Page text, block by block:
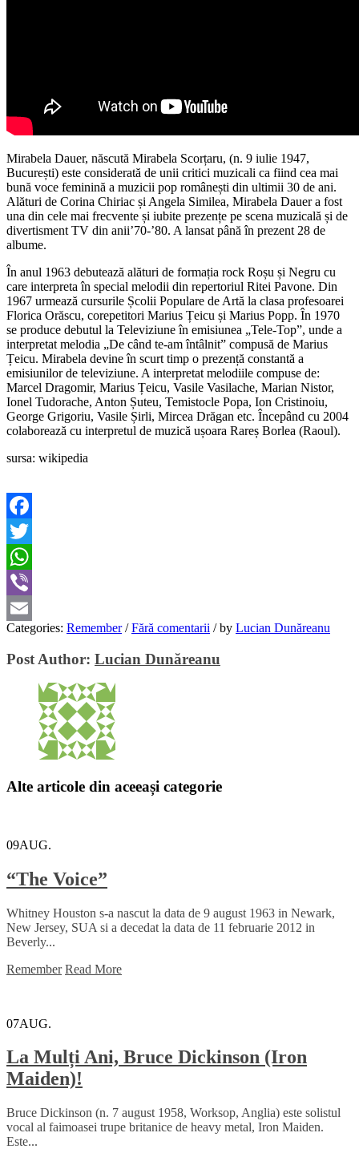
Mirabela Dauer, născută Mirabela Scorțaru, (n. 9 iulie 1947,
București) este considerată de unii critici muzicali ca fiind cea mai
bună voce feminină a muzicii pop românești din ultimii 30 de ani.
Alături de Corina Chiriac și Angela Similea, Mirabela Dauer a fost
una din cele mai frecvente și iubite prezențe pe scena muzicală și de
divertisment TV din anii’70-’80. A lansat până în prezent 28 de
albume.
În anul 1963 debutează alături de formația rock Roșu și Negru cu
care interpreta în special melodii din repertoriul Ritei Pavone. Din
1967 urmează cursurile Școlii Populare de Artă la clasa profesoarei
Florica Orăscu, corepetitori Marius Țeicu și Marius Popp. În 1970
se produce debutul la Televiziune în emisiunea „Tele-Top”, unde a
interpretat melodia „De când te-am întâlnit” compusă de Marius
Țeicu. Mirabela devine în scurt timp o prezență constantă a
emisiunilor de televiziune. A interpretat melodiile compuse de:
Marcel Dragomir, Marius Țeicu, Vasile Vasilache, Marian Nistor,
Ionel Tudorache, Anton Șuteu, Temistocle Popa, Ion Cristinoiu,
George Grigoriu, Vasile Șirli, Mircea Drăgan etc. Începând cu 2004
colaborează cu interpretul de muzică ușoara Rareș Borlea (Raoul).
sursa: wikipedia
Facebook
Twitter
WhatsApp
Viber
Email
Categories: Remember / Fără comentarii /by Lucian Dunăreanu
Post Author: Lucian Dunăreanu
Alte articole din aceeași categorie
09AUG.
“The Voice”
Whitney Houston s-a nascut la data de 9 august 1963 in Newark,
New Jersey, SUA si a decedat la data de 11 februarie 2012 in
Beverly...
Remember Read More
07AUG.
La Mulți Ani, Bruce Dickinson (Iron
Maiden)!
Bruce Dickinson (n. 7 august 1958, Worksop, Anglia) este solistul
vocal al faimoasei trupe britanice de heavy metal, Iron Maiden.
Este...